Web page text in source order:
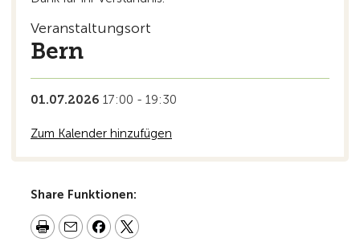
Veranstaltungsort
Bern
01.07.2026 17:00 - 19:30
Zum Kalender hinzufügen
Share Funktionen: